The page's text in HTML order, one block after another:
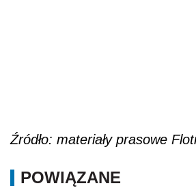
Źródło: materiały prasowe
POWIĄZANE